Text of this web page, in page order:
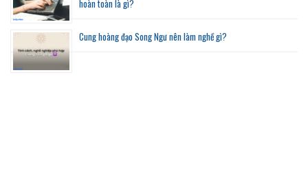
hoàn toàn là gì?
Cung hoàng đạo Song Ngư nên làm nghề gì?